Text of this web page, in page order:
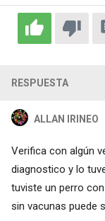
RESPUESTA
ALLAN IRINEO
Verifica con algún
diagnostico y lo
tuviste un perro
sin vacunas puede